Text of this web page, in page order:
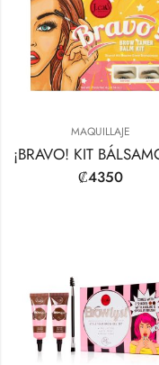
MAQUILLAJE
₡4350